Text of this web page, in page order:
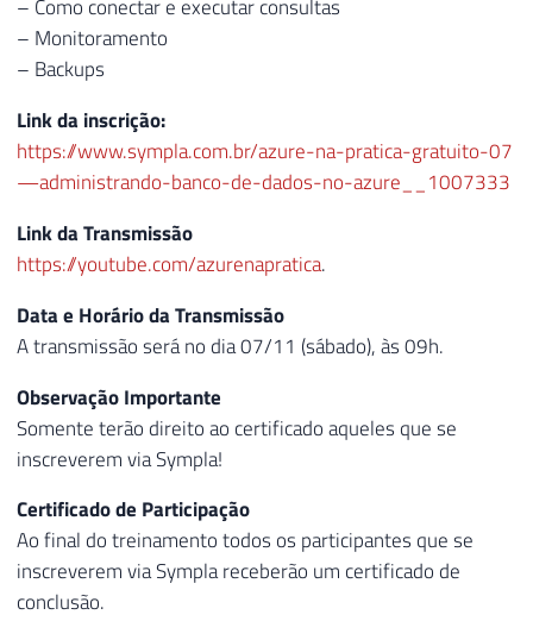
– Como conectar e executar consultas
– Monitoramento
– Backups
Link da inscrição:
https://www.sympla.com.br/azure-na-pratica-gratuito-07
—administrando-banco-de-dados-no-azure__1007333
Link da Transmissão
https://youtube.com/azurenapratica.
Data e Horário da Transmissão
A transmissão será no dia 07/11 (sábado), às 09h.
Observação Importante
Somente terão direito ao certificado aqueles que se
inscreverem via Sympla!
Certificado de Participação
Ao final do treinamento todos os participantes que se
inscreverem via Sympla receberão um certificado de
conclusão.